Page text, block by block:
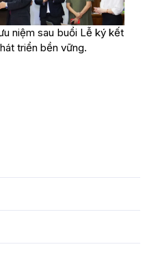
niệm sau buổi Lễ ký kết
triển bền vững.